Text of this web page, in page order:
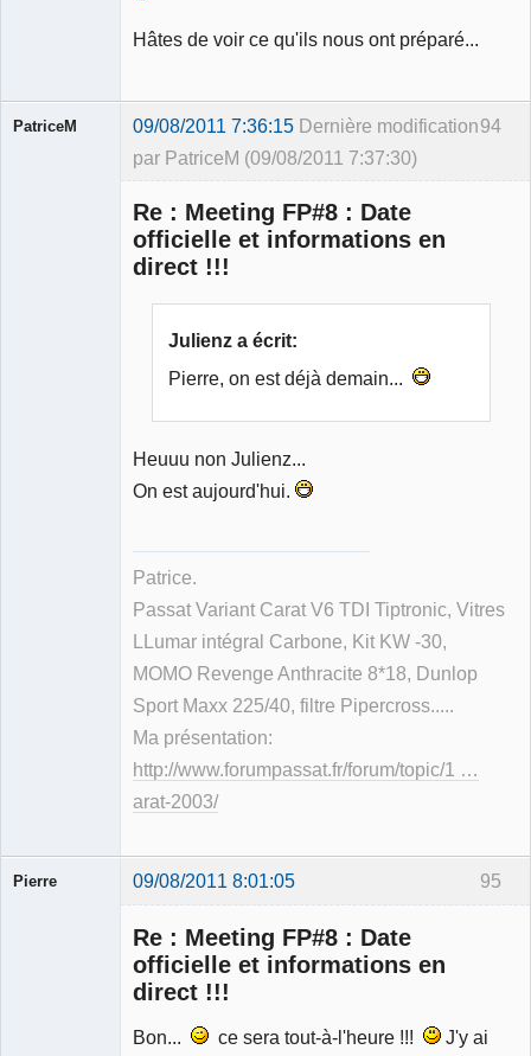
Hâtes de voir ce qu'ils nous ont préparé...
94
PatriceM 09/08/2011 7:36:15 Dernière modification
par PatriceM (09/08/2011 7:37:30)
Re : Meeting FP#8 : Date
officielle et informations en
direct !!!
Julienz a écrit:
Pierre, on est déjà demain...
Heuuu non Julienz...
On est aujourd'hui.
Patrice.
Passat Variant Carat V6 TDI Tiptronic, Vitres
LLumar intégral Carbone, Kit KW -30,
MOMO Revenge Anthracite 8*18, Dunlop
Sport Maxx 225/40, filtre Pipercross.....
Ma présentation:
http://www.forumpassat.fr/forum/topic/1 …
arat-2003/
95
Pierre 09/08/2011 8:01:05
Re : Meeting FP#8 : Date
officielle et informations en
direct !!!
Bon... ce sera tout-à-l'heure !!! J'y ai